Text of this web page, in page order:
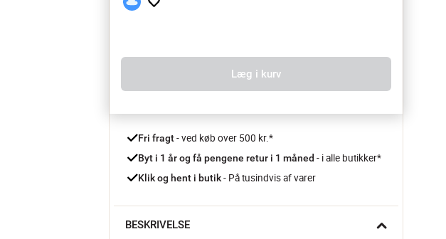
Læg i kurv
Fri fragt - ved køb over 500 kr.*
Byt i 1 år og få pengene retur i 1 måned - i alle butikker*
Klik og hent i butik - På tusindvis af varer
BESKRIVELSE